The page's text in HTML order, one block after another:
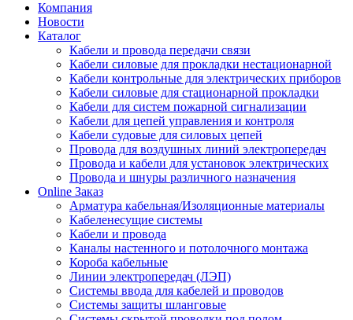
Компания
Новости
Каталог
Кабели и провода передачи связи
Кабели силовые для прокладки нестационарной
Кабели контрольные для электрических приборов
Кабели силовые для стационарной прокладки
Кабели для систем пожарной сигнализации
Кабели для цепей управления и контроля
Кабели судовые для силовых цепей
Провода для воздушных линий электропередач
Провода и кабели для установок электрических
Провода и шнуры различного назначения
Online Заказ
Арматура кабельная/Изоляционные материалы
Кабеленесущие системы
Кабели и провода
Каналы настенного и потолочного монтажа
Короба кабельные
Линии электропередач (ЛЭП)
Системы ввода для кабелей и проводов
Системы защиты шланговые